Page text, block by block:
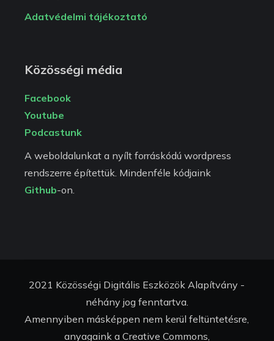
Adatvédelmi tájékoztató
Közösségi média
Facebook
Youtube
Podcastunk
A weboldalunkat a nyílt forráskódú wordpress
rendszerre építettük. Mindenféle kódjaink
Github-on.
2021 Közösségi Digitális Eszközök Alapítvány -
néhány jog fenntartva.
Amennyiben másképpen nem kerül feltüntetésre,
anyagaink a Creative Commons,